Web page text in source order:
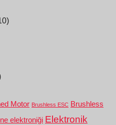
Motor Brushless ESC Brushless
elektroniği Elektronik